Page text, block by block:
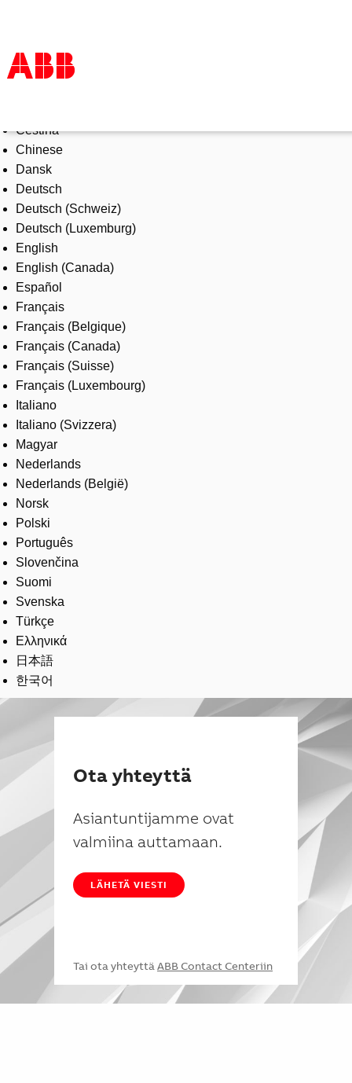
Tuotteet ja järjestelmät
Toimialat
Palvelut
ABB lyhyesti
Mistä ostaa
Ota yhteyttä
ABB-uralle
Čeština
Chinese
Dansk
Deutsch
Deutsch (Schweiz)
Deutsch (Luxemburg)
English
English (Canada)
Español
Français
Français (Belgique)
Français (Canada)
Français (Suisse)
Français (Luxembourg)
Italiano
Italiano (Svizzera)
Magyar
Nederlands
Nederlands (België)
Norsk
Polski
Português
Slovenčina
Suomi
Svenska
Türkçe
Ελληνικά
日本語
한국어
Ota yhteyttä
Asiantuntijamme ovat
valmiina auttamaan.
LÄHETÄ VIESTI
Tai ota yhteyttäABB Contact Centeriin